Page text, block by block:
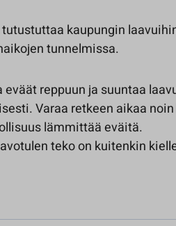
kaupungin
tunnelmissa.
reppuun ja suuntaa
Varaa retkeen aikaa
lämmittää eväitä.
teko on kuitenkin